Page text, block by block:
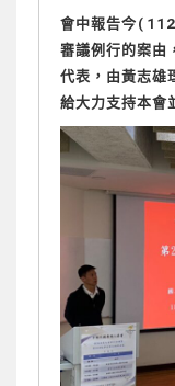
會中報告今
審議例行的案由
代表，由黃志雄
給大力支持本會